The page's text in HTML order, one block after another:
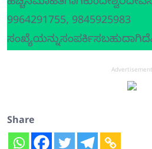
9964291755, 9845925983
Advertisement
Share